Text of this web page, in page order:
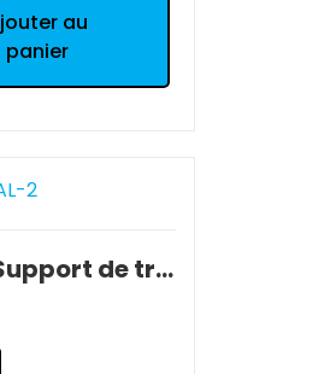
au
panier
250110/Support de triangles AV T2M 1/10 Séries 5000/7000 OCCASION BE.